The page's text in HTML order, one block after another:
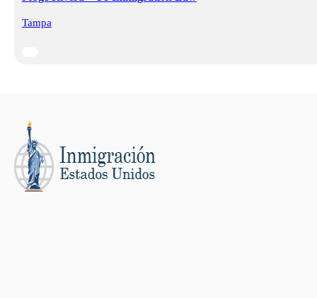
Tampa